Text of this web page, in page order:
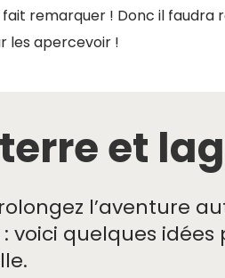
fait remarquer ! Donc il
les apercevoir !
et
l’aventure
voici quelques